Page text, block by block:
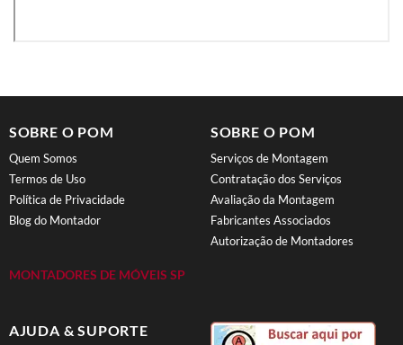
SOBRE O POM
Quem Somos
Termos de Uso
Política de Privacidade
Blog do Montador
MONTADORES DE MÓVEIS SP
SOBRE O POM
Serviços de Montagem
Contratação dos Serviços
Avaliação da Montagem
Fabricantes Associados
Autorização de Montadores
AJUDA & SUPORTE